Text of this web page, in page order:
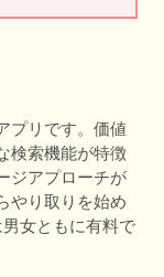
プリです。価値
検索機能が特徴
ジアプローチが
やり取りを始め
女ともに有料で